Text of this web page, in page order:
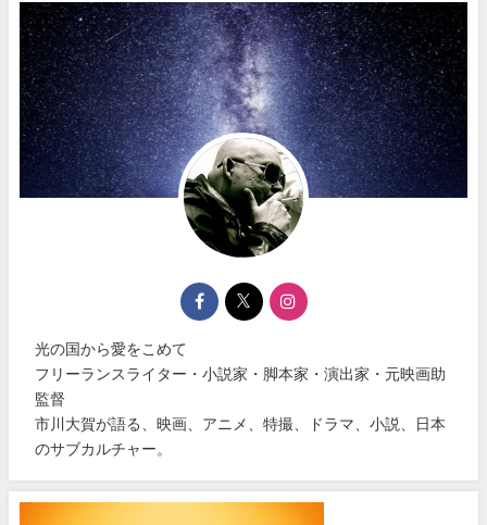
光の国から愛をこめて
フリーランスライター・小説家・脚本家・演出家・元映画助
監督
市川大賀が語る、映画、アニメ、特撮、ドラマ、小説、日本
のサブカルチャー。